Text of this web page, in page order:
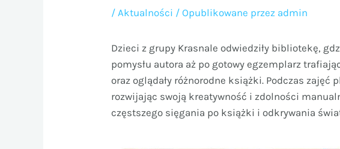
/ Aktualności / Opublikowane przez admin
Dzieci z grupy Krasnale odwiedziły bibliotekę,
pomysłu autora aż po gotowy egzemplarz
oraz oglądały różnorodne książki. Podczas
rozwijając swoją kreatywność i zdolności
częstszego sięgania po książki i odkrywania